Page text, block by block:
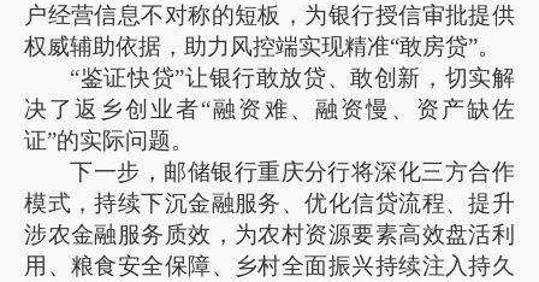
户经营信息不对称的短板，为银行授信审批提供
权威辅助依据，助力风控端实现精准“敢房贷”。
“鉴证快贷”让银行敢放贷、敢创新，切实解
决了返乡创业者“融资难、融资慢、资产缺佐
证”的实际问题。
下一步，邮储银行重庆分行将深化三方合作
模式，持续下沉金融服务、优化信贷流程、提升
涉农金融服务质效，为农村资源要素高效盘活利
用、粮食安全保障、乡村全面振兴持续注入持久